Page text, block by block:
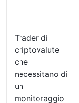
Trader di
criptovalute
che
necessitano di
un
monitoraggio